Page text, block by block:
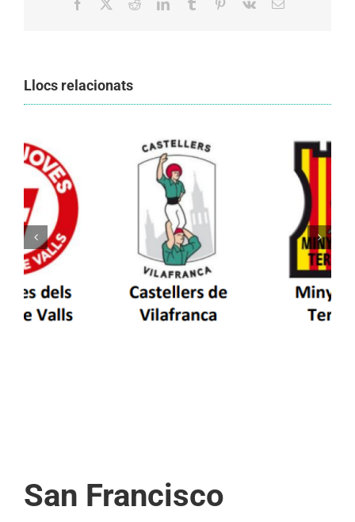
Facebook RedditLinkedInTumblr Pinterest
Vk Email:
Llocs relacionats
Els Castellers de Vilafranca unieixen tradició i
patrimoni en un viatge de colla a la Vall
d’Aran i a la Vall de Boí
San Francisco